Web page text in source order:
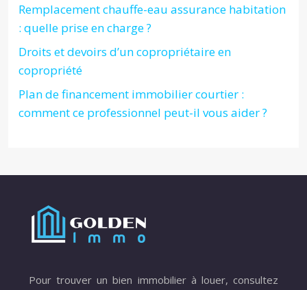
Remplacement chauffe-eau assurance habitation
: quelle prise en charge ?
Droits et devoirs d’un copropriétaire en
copropriété
Plan de financement immobilier courtier :
comment ce professionnel peut-il vous aider ?
Pour trouver un bien immobilier à louer, consultez